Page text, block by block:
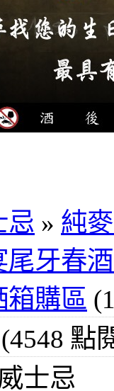
忌 » 純
尾牙春
箱購區
點
士忌